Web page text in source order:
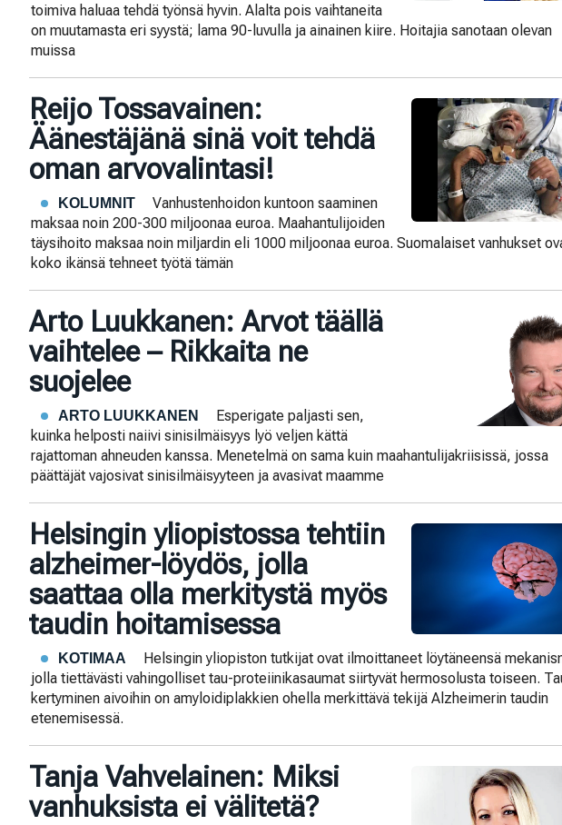
toimiva haluaa tehdä työnsä hyvin. Alalta pois vaihtaneita
on muutamasta eri syystä; lama 90-luvulla ja ainainen kiire. Hoitajia sanotaan olevan
muissa
Reijo Tossavainen:
Äänestäjänä sinä voit tehdä
oman arvovalintasi!
KOLUMNIT
Vanhustenhoidon kuntoon saaminen
maksaa noin 200-300 miljoonaa euroa. Maahantulijoiden
täysihoito maksaa noin miljardin eli 1000 miljoonaa euroa. Suomalaiset vanhukset
koko ikänsä tehneet työtä tämän
Arto Luukkanen: Arvot täällä
vaihtelee – Rikkaita ne
suojelee
ARTO LUUKKANEN
Esperigate paljasti sen,
kuinka helposti naiivi sinisilmäisyys lyö veljen kättä
rajattoman ahneuden kanssa. Menetelmä on sama kuin maahantulijakriisissä, jossa
päättäjät vajosivat sinisilmäisyyteen ja avasivat maamme
Helsingin yliopistossa tehtiin
alzheimer-löydös, jolla
saattaa olla merkitystä myös
taudin hoitamisessa
KOTIMAA
Helsingin yliopiston tutkijat ovat ilmoittaneet löytäneensä
jolla tiettävästi vahingolliset tau-proteiinikasaumat siirtyvät hermosolusta toiseen.
kertyminen aivoihin on amyloidiplakkien ohella merkittävä tekijä Alzheimerin taudin
etenemisessä.
Tanja Vahvelainen: Miksi
vanhuksista ei välitetä?